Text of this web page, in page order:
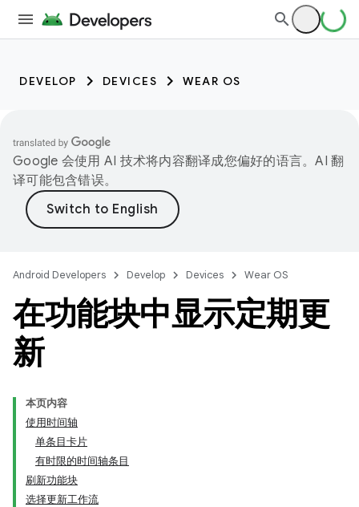
DEVELOP DEVICES WEAR OS
Google 会使用 AI 技术将内容翻译成您偏好的语言。AI 翻
译可能包含错误。
Android Developers Develop Devices Wear OS
在功能块中显示定期更
新
本页内容
使用时间轴
单条目卡片
有时限的时间轴条目
刷新功能块
选择更新工作流